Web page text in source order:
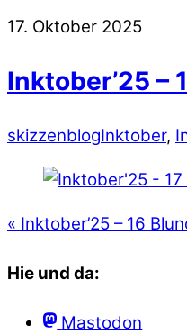
17. Oktober 2025
Inktober’25 –
skizzenblogInktober,
« Inktober’25 – 16
Hie und da:
Mastodon